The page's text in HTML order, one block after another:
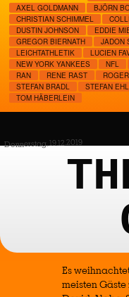
AXEL GOLDMANN
BJÖRN
CHRISTIAN SCHIMMEL
DUSTIN JOHNSON
EDDIE
GREGOR BIERNATH
JADON
LEICHTATHLETIK
LUCIEN
NEW YORK YANKEES
NFL
RAN
RENE RAST
STEFAN BRADL
STEFAN
TOM HÄBERLEIN
Donnerstag, 19.12.2019
Es
meisten